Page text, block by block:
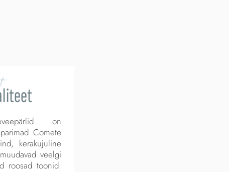
on
Comete
kerakujuline
veelgi
roosad toonid.